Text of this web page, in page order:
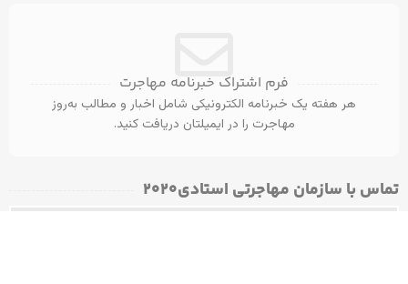
فرم اشتراک خبرنامه مهاجرت
هر هفته یک خبرنامه الکترونیکی شامل اخبار و مطالب به‌روز
مهاجرت را در ایمیلتان دریافت کنید.
تماس با سازمان مهاجرتی استادی۲۰۲۰​